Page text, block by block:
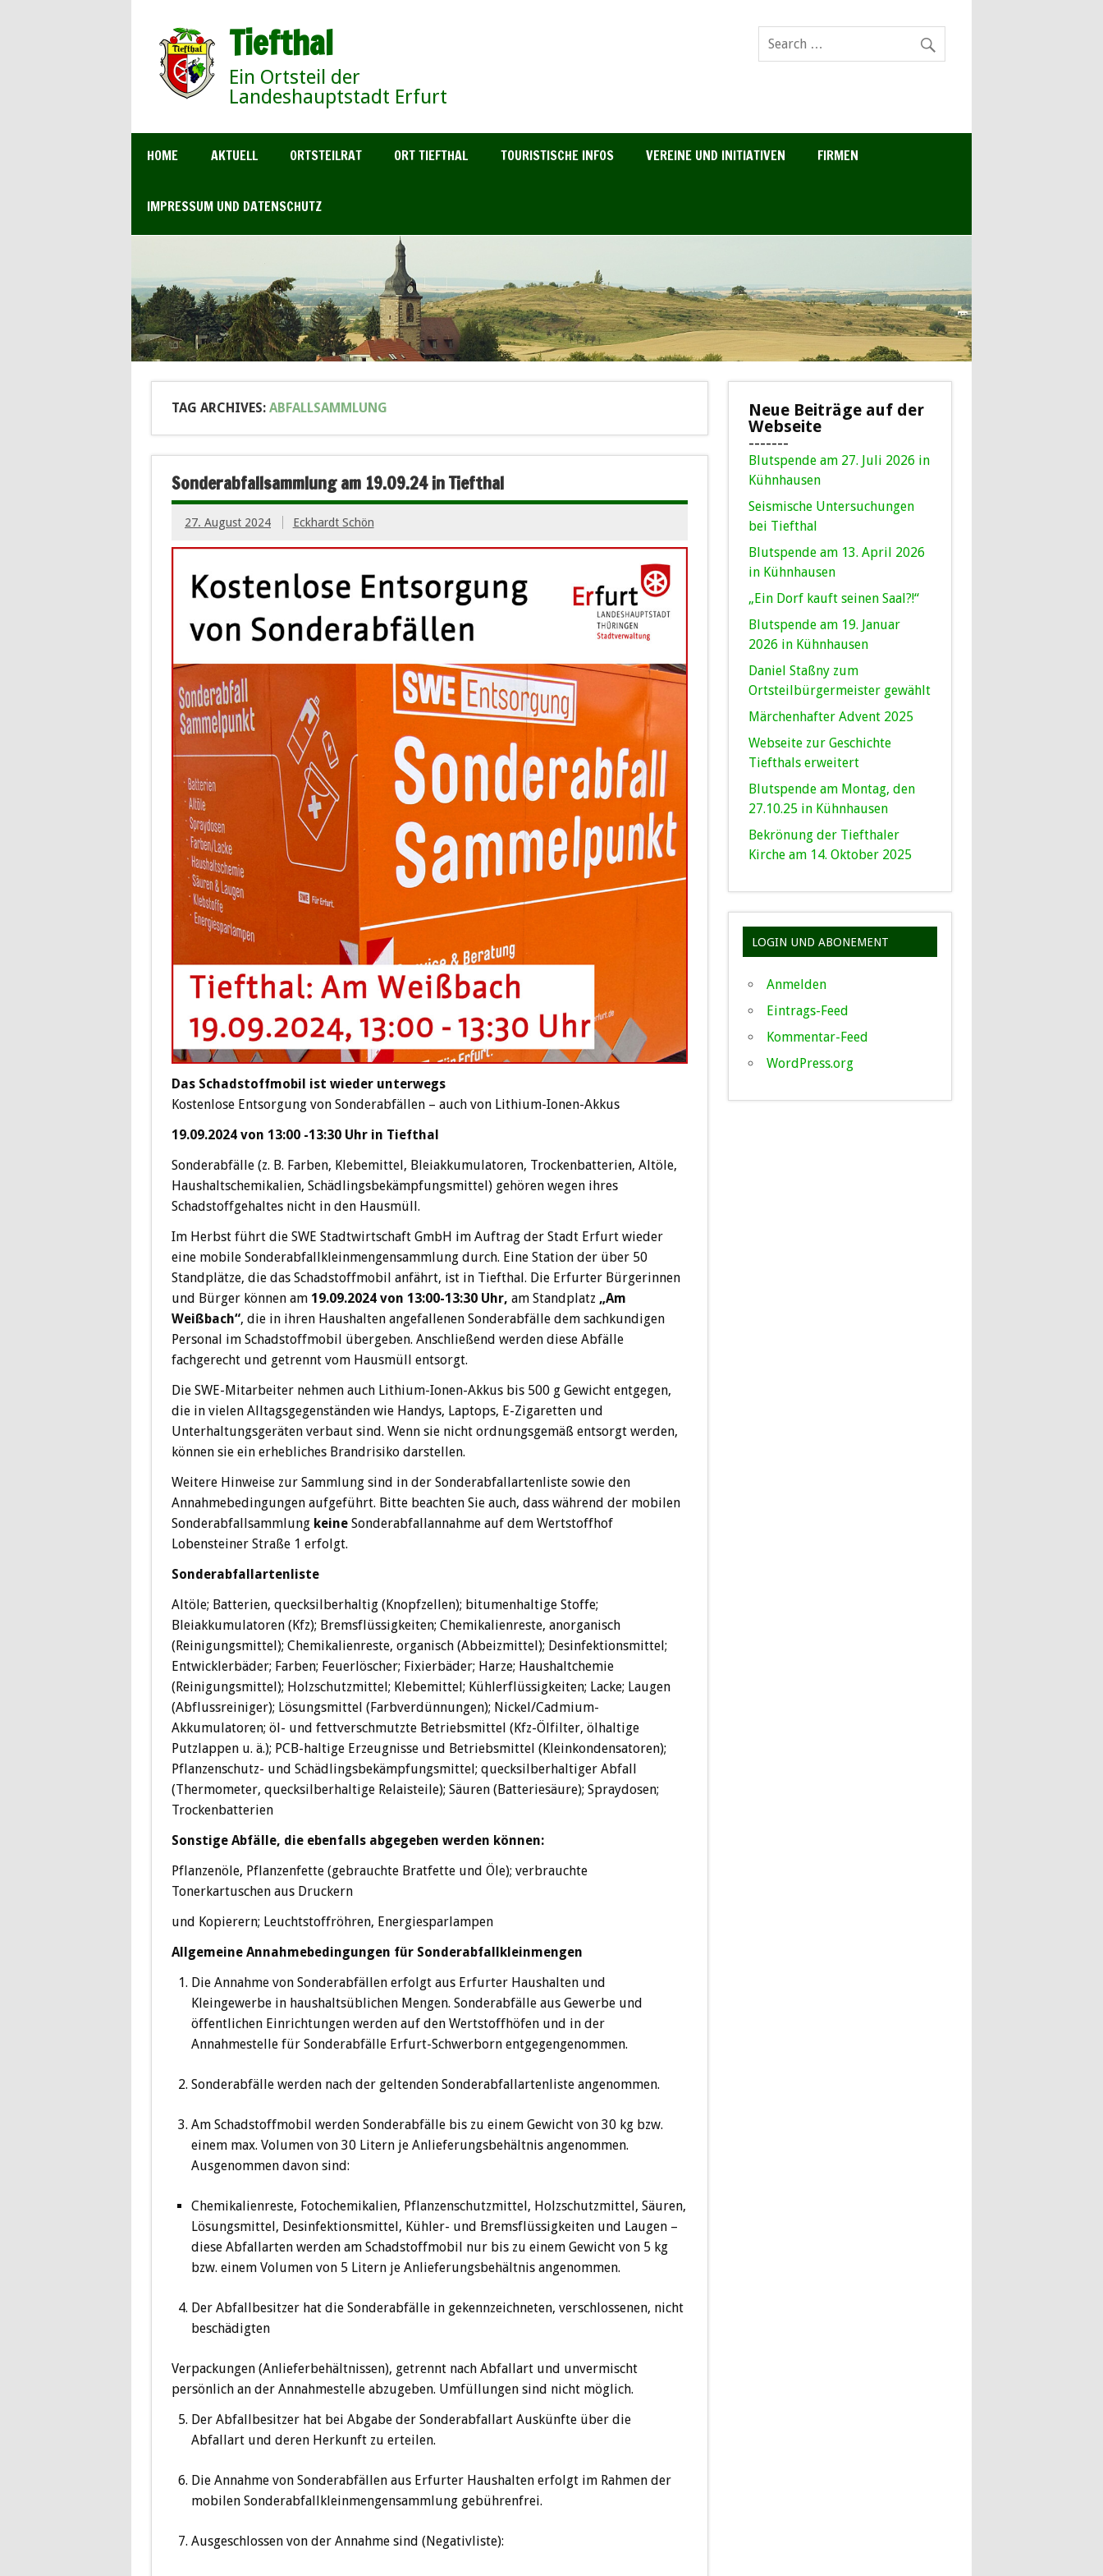
Tiefthal
Ein Ortsteil der
Landeshauptstadt Erfurt
HOME AKTUELL ORTSTEILRAT ORT TIEFTHAL TOURISTISCHE INFOS VEREINE UND INITIATIVEN FIRMEN
IMPRESSUM UND DATENSCHUTZ
TAG ARCHIVES: ABFALLSAMMLUNG
Sonderabfallsammlung am 19.09.24 in Tiefthal
27. August 2024 Eckhardt Schön
Das Schadstoffmobil ist wieder unterwegs
Kostenlose Entsorgung von Sonderabfällen – auch von Lithium-Ionen-Akkus
19.09.2024 von 13:00 -13:30 Uhr in Tiefthal
Sonderabfälle (z. B. Farben, Klebemittel, Bleiakkumulatoren, Trockenbatterien, Altöle,
Haushaltschemikalien, Schädlingsbekämpfungsmittel) gehören wegen ihres
Schadstoffgehaltes nicht in den Hausmüll.
Im Herbst führt die SWE Stadtwirtschaft GmbH im Auftrag der Stadt Erfurt wieder
eine mobile Sonderabfallkleinmengensammlung durch. Eine Station der über 50
Standplätze, die das Schadstoffmobil anfährt, ist in Tiefthal. Die Erfurter Bürgerinnen
und Bürger können am 19.09.2024 von 13:00-13:30 Uhr, am Standplatz „Am
Weißbach“, die in ihren Haushalten angefallenen Sonderabfälle dem sachkundigen
Personal im Schadstoffmobil übergeben. Anschließend werden diese Abfälle
fachgerecht und getrennt vom Hausmüll entsorgt.
Die SWE-Mitarbeiter nehmen auch Lithium-Ionen-Akkus bis 500 g Gewicht entgegen,
die in vielen Alltagsgegenständen wie Handys, Laptops, E-Zigaretten und
Unterhaltungsgeräten verbaut sind. Wenn sie nicht ordnungsgemäß entsorgt werden,
können sie ein erhebliches Brandrisiko darstellen.
Weitere Hinweise zur Sammlung sind in der Sonderabfallartenliste sowie den
Annahmebedingungen aufgeführt. Bitte beachten Sie auch, dass während der mobilen
Sonderabfallsammlung keine Sonderabfallannahme auf dem Wertstoffhof
Lobensteiner Straße 1 erfolgt.
Sonderabfallartenliste
Altöle; Batterien, quecksilberhaltig (Knopfzellen); bitumenhaltige Stoffe;
Bleiakkumulatoren (Kfz); Bremsflüssigkeiten; Chemikalienreste, anorganisch
(Reinigungsmittel); Chemikalienreste, organisch (Abbeizmittel); Desinfektionsmittel;
Entwicklerbäder; Farben; Feuerlöscher; Fixierbäder; Harze; Haushaltchemie
(Reinigungsmittel); Holzschutzmittel; Klebemittel; Kühlerflüssigkeiten; Lacke; Laugen
(Abflussreiniger); Lösungsmittel (Farbverdünnungen); Nickel/Cadmium-
Akkumulatoren; öl- und fettverschmutzte Betriebsmittel (Kfz-Ölfilter, ölhaltige
Putzlappen u. ä.); PCB-haltige Erzeugnisse und Betriebsmittel (Kleinkondensatoren);
Pflanzenschutz- und Schädlingsbekämpfungsmittel; quecksilberhaltiger Abfall
(Thermometer, quecksilberhaltige Relaisteile); Säuren (Batteriesäure); Spraydosen;
Trockenbatterien
Sonstige Abfälle, die ebenfalls abgegeben werden können:
Pflanzenöle, Pflanzenfette (gebrauchte Bratfette und Öle); verbrauchte
Tonerkartuschen aus Druckern
und Kopierern; Leuchtstoffröhren, Energiesparlampen
Allgemeine Annahmebedingungen für Sonderabfallkleinmengen
Die Annahme von Sonderabfällen erfolgt aus Erfurter Haushalten und
Kleingewerbe in haushaltsüblichen Mengen. Sonderabfälle aus Gewerbe und
öffentlichen Einrichtungen werden auf den Wertstoffhöfen und in der
Annahmestelle für Sonderabfälle Erfurt-Schwerborn entgegengenommen.
Sonderabfälle werden nach der geltenden Sonderabfallartenliste angenommen.
Am Schadstoffmobil werden Sonderabfälle bis zu einem Gewicht von 30 kg bzw.
einem max. Volumen von 30 Litern je Anlieferungsbehältnis angenommen.
Ausgenommen davon sind:
Chemikalienreste, Fotochemikalien, Pflanzenschutzmittel, Holzschutzmittel, Säuren,
Lösungsmittel, Desinfektionsmittel, Kühler- und Bremsflüssigkeiten und Laugen –
diese Abfallarten werden am Schadstoffmobil nur bis zu einem Gewicht von 5 kg
bzw. einem Volumen von 5 Litern je Anlieferungsbehältnis angenommen.
Der Abfallbesitzer hat die Sonderabfälle in gekennzeichneten, verschlossenen, nicht
beschädigten
Verpackungen (Anlieferbehältnissen), getrennt nach Abfallart und unvermischt
persönlich an der Annahmestelle abzugeben. Umfüllungen sind nicht möglich.
Der Abfallbesitzer hat bei Abgabe der Sonderabfallart Auskünfte über die
Abfallart und deren Herkunft zu erteilen.
Die Annahme von Sonderabfällen aus Erfurter Haushalten erfolgt im Rahmen der
mobilen Sonderabfallkleinmengensammlung gebührenfrei.
Ausgeschlossen von der Annahme sind (Negativliste):
Neue Beiträge auf der
Webseite
-------
Blutspende am 27. Juli 2026 in
Kühnhausen
Seismische Untersuchungen
bei Tiefthal
Blutspende am 13. April 2026
in Kühnhausen
„Ein Dorf kauft seinen Saal?!“
Blutspende am 19. Januar
2026 in Kühnhausen
Daniel Staßny zum
Ortsteilbürgermeister gewählt
Märchenhafter Advent 2025
Webseite zur Geschichte
Tiefthals erweitert
Blutspende am Montag, den
27.10.25 in Kühnhausen
Bekrönung der Tiefthaler
Kirche am 14. Oktober 2025
LOGIN UND ABONEMENT
Anmelden
Eintrags-Feed
Kommentar-Feed
WordPress.org